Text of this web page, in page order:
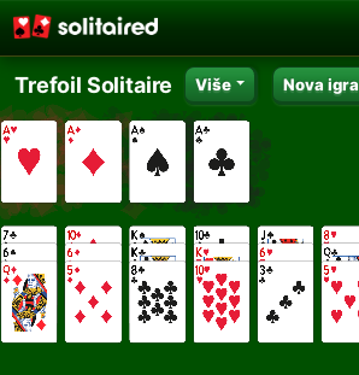
Trefoil Solitaire Više Nova igra